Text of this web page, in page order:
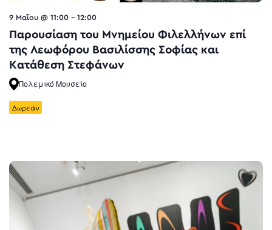
9 Μαΐου @ 11:00 - 12:00
Παρουσίαση του Μνημείου Φιλελλήνων επί
της Λεωφόρου Βασιλίσσης Σοφίας και
Κατάθεση Στεφάνων
Πολεμικό Μουσείο
Δωρεάν